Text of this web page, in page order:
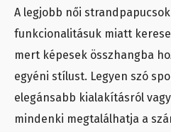
A legjobb női
funkcionalitásuk miatt
mert képesek összhangba
egyéni stílust. Legyen szó
elegánsabb kialakításról
mindenki megtalálhatja a